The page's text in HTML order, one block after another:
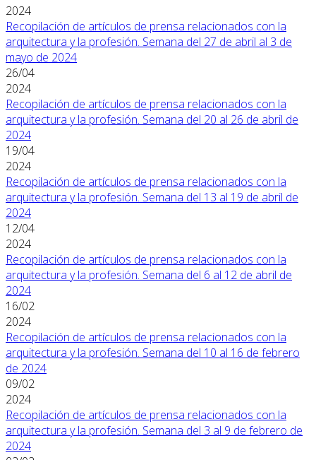
2024
Recopilación de artículos de prensa relacionados con la
arquitectura y la profesión. Semana del 27 de abril al 3 de
mayo de 2024
26/04
2024
Recopilación de artículos de prensa relacionados con la
arquitectura y la profesión. Semana del 20 al 26 de abril de
2024
19/04
2024
Recopilación de artículos de prensa relacionados con la
arquitectura y la profesión. Semana del 13 al 19 de abril de
2024
12/04
2024
Recopilación de artículos de prensa relacionados con la
arquitectura y la profesión. Semana del 6 al 12 de abril de
2024
16/02
2024
Recopilación de artículos de prensa relacionados con la
arquitectura y la profesión. Semana del 10 al 16 de febrero
de 2024
09/02
2024
Recopilación de artículos de prensa relacionados con la
arquitectura y la profesión. Semana del 3 al 9 de febrero de
2024